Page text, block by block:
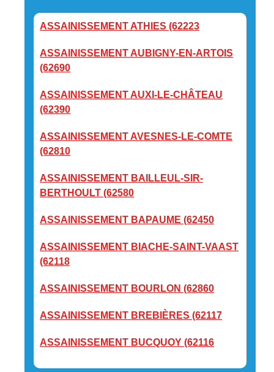
ASSAINISSEMENT ATHIES (62223
ASSAINISSEMENT AUBIGNY-EN-ARTOIS
(62690
ASSAINISSEMENT AUXI-LE-CHÂTEAU
(62390
ASSAINISSEMENT AVESNES-LE-COMTE
(62810
ASSAINISSEMENT BAILLEUL-SIR-
BERTHOULT (62580
ASSAINISSEMENT BAPAUME (62450
ASSAINISSEMENT BIACHE-SAINT-VAAST
(62118
ASSAINISSEMENT BOURLON (62860
ASSAINISSEMENT BREBIÈRES (62117
ASSAINISSEMENT BUCQUOY (62116